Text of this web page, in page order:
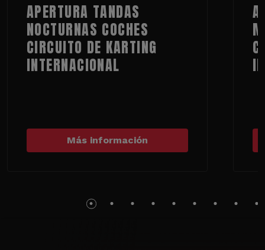
APERTURA TANDAS
NOCTURNAS COCHES
CIRCUITO DE KARTING
INTERNACIONAL
Más información